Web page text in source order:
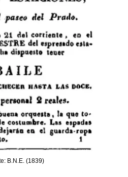
B.N.E. (1839)